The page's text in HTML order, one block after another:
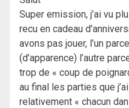
Super emission, j’ai vu
recu en cadeau
avons pas jouer, l’un
(d’apparence) l’autre
trop de « coup de
au final les parties que
relativement « chacun